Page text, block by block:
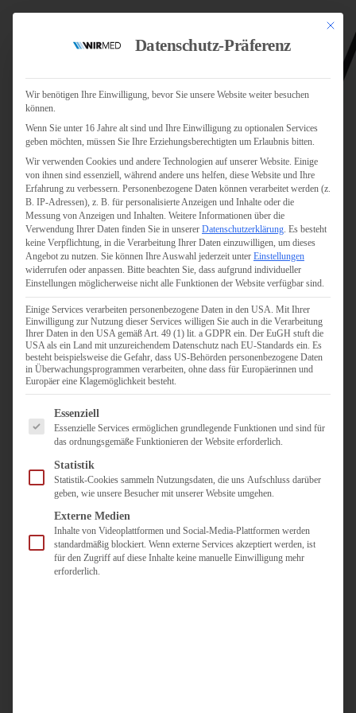
Jobs
Für Unternehmen
Personaldienstleister
Pflege
Pflegepersonal
Pflegepersonal
Bonn
Pflegepersonal
Duisburg
Pflegepersonal
Pflegepersonal
Personaldienstleister
Pädagogik
Über uns
Kontakt
Mit
Datenschutz-Präferenz
Wir benötigen Ihre Einwilligung, bevor Sie unsere Website weiter besuchen
können.
Wenn Sie unter 16 Jahre alt sind und Ihre Einwilligung zu optionalen Services
geben möchten, müssen Sie Ihre Erziehungsberechtigten um Erlaubnis bitten.
Wir verwenden Cookies und andere Technologien auf unserer Website. Einige
von ihnen sind essenziell, während andere uns helfen, diese Website und Ihre
Erfahrung zu verbessern. Personenbezogene Daten können verarbeitet werden (z.
B. IP-Adressen), z. B. für personalisierte Anzeigen und Inhalte oder die
Messung von Anzeigen und Inhalten. Weitere Informationen über die
Verwendung Ihrer Daten finden Sie in unserer Datenschutzerklärung. Es besteht
keine Verpflichtung, in die Verarbeitung Ihrer Daten einzuwilligen, um dieses
Angebot zu nutzen. Sie können Ihre Auswahl jederzeit unter Einstellungen
widerrufen oder anpassen. Bitte beachten Sie, dass aufgrund individueller
Einstellungen möglicherweise nicht alle Funktionen der Website verfügbar sind.
Einige Services verarbeiten personenbezogene Daten in den USA. Mit Ihrer
Einwilligung zur Nutzung dieser Services willigen Sie auch in die Verarbeitung
Ihrer Daten in den USA gemäß Art. 49 (1) lit. a GDPR ein. Der EuGH stuft die
USA als ein Land mit unzureichendem Datenschutz nach EU-Standards ein. Es
besteht beispielsweise die Gefahr, dass US-Behörden personenbezogene Daten
in Überwachungsprogrammen verarbeiten, ohne dass für Europäerinnen und
Europäer eine Klagemöglichkeit besteht.
Es folgt eine Liste der Service-Gruppen, für die eine
Essenziell
Essenzielle Services ermöglichen grundlegende Funktionen und sind für
das ordnungsgemäße Funktionieren der Website erforderlich.
Statistik
Statistik-Cookies sammeln Nutzungsdaten, die uns Aufschluss darüber
geben, wie unsere Besucher mit unserer Website umgehen.
Externe Medien
Inhalte von Videoplattformen und Social-Media-Plattformen werden
standardmäßig blockiert. Wenn externe Services akzeptiert werden, ist
für den Zugriff auf diese Inhalte keine manuelle Einwilligung mehr
erforderlich.